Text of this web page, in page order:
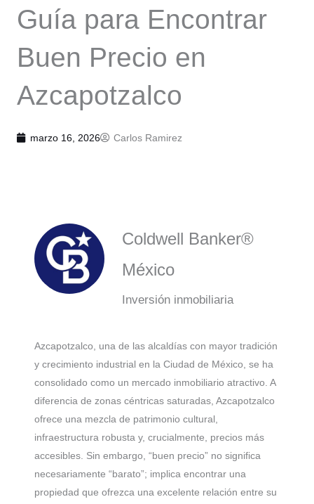
Guía para Encontrar
Buen Precio en
Azcapotzalco
marzo 16, 2026 Carlos Ramirez
Coldwell Banker®
México
Inversión inmobiliaria
Azcapotzalco, una de las alcaldías con mayor tradición
y crecimiento industrial en la Ciudad de México, se ha
consolidado como un mercado inmobiliario atractivo. A
diferencia de zonas céntricas saturadas, Azcapotzalco
ofrece una mezcla de patrimonio cultural,
infraestructura robusta y, crucialmente, precios más
accesibles. Sin embargo, “buen precio” no significa
necesariamente “barato”; implica encontrar una
propiedad que ofrezca una excelente relación entre su